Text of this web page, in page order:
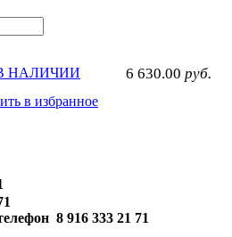
6 630.00 руб.
НАЛИЧИИ
в избранное
8 916 333 21 71